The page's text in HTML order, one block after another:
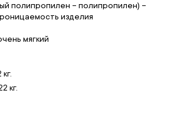
полипропилен – полипропилен) –
изделия
мягкий
кг.